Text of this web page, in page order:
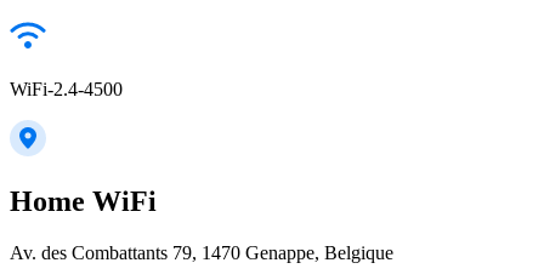
WiFi-2.4-4500
Home WiFi
Av. des Combattants 79, 1470 Genappe, Belgique